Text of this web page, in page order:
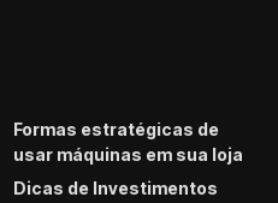
Formas estratégicas de
usar máquinas em sua loja
Dicas de Investimentos